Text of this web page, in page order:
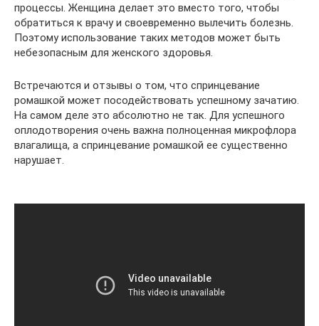
процессы. Женщина делает это вместо того, чтобы
обратиться к врачу и своевременно вылечить болезнь.
Поэтому использование таких методов может быть
небезопасным для женского здоровья.
Встречаются и отзывы о том, что спринцевание
ромашкой может посодействовать успешному зачатию.
На самом деле это абсолютно не так. Для успешного
оплодотворения очень важна полноценная микрофлора
влагалища, а спринцевание ромашкой ее существенно
нарушает.